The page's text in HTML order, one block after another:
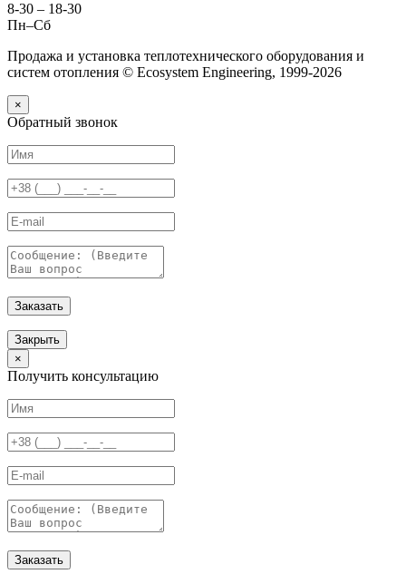
8-30 – 18-30
Пн–Сб
Продажа и установка теплотехнического оборудования и
систем отопления © Ecosystem Engineering, 1999-2026
×
Обратный звонок
Заказать
Закрыть
×
Получить консультацию
Заказать